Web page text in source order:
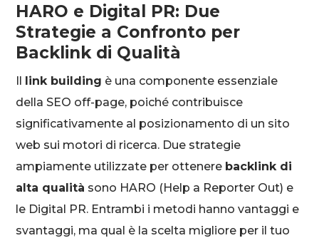
HARO e Digital PR: Due
Strategie a Confronto per
Backlink di Qualità
Il link building è una componente essenziale
della SEO off-page, poiché contribuisce
significativamente al posizionamento di un sito
web sui motori di ricerca. Due strategie
ampiamente utilizzate per ottenere backlink di
alta qualità sono HARO (Help a Reporter Out) e
le Digital PR. Entrambi i metodi hanno vantaggi e
svantaggi, ma qual è la scelta migliore per il tuo